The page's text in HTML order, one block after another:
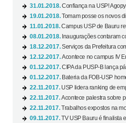
31.01.2018.Confiança na USP!
19.01.2018.Tomam posse os novos
11.01.2018.Campus USP de Bauru
08.01.2018. Inaugurações contaram
18.12.2017.Serviços da Prefeitura
12.12.2017.Acontece no campus IV
01.12.2017.CIPA da PUSP-B lança
01.12.2017. Bateria da FOB-USP
22.11.2017. USP lidera ranking de
22.11.2017.Acontece palestra sobre
22.11.2017.Trabalhos expostos na
09.11.2017.TV USP Bauru é finalista